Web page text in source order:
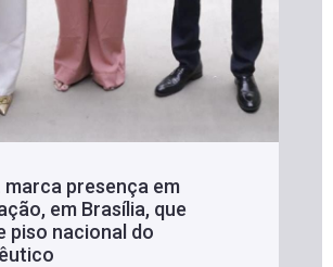
marca presença em
em Brasília, que
piso nacional do